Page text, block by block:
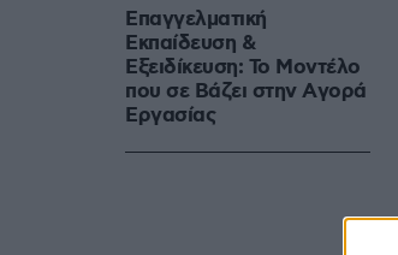
Επαγγελματική
Εκπαίδευση &
Εξειδίκευση: Το Mοντέλο
που σε Bάζει στην Aγορά
Eργασίας